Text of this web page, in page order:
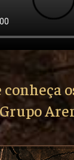
Grupo